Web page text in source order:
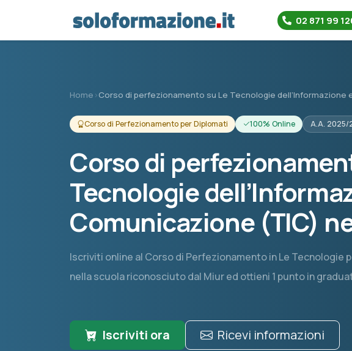
02 871 99
Home ›Corso di perfezionamento su Le Tecnologie dell’Informazione
Corso di Perfezionamento per Diplomati 100% Online A.A. 2025/
Corso di
Tecnologie
Comunicazione (TIC)
Iscriviti online al Corso di Perfezionamento in Le Tecnologie
nella scuola riconosciuto dal Miur ed ottieni 1 punto in
Iscriviti ora Ricevi informazioni